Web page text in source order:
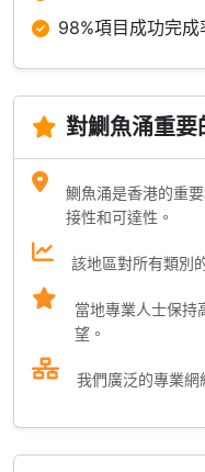
98%項目成功完成
對鰂魚涌重要
鰂魚涌是香港的重
接性和可達性。
該地區對所有類別
當地專業人士保持
望。
我們廣泛的專業網